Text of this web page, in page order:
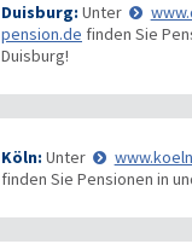
Duisburg: Unter
pension.de finden Sie
Duisburg!
Köln: Unter
finden Sie Pensionen in